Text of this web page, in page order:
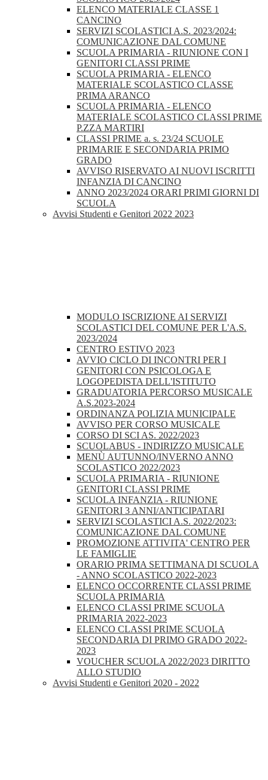
ELENCO MATERIALE CLASSE 1
CANCINO
SERVIZI SCOLASTICI A.S. 2023/2024:
COMUNICAZIONE DAL COMUNE
SCUOLA PRIMARIA - RIUNIONE CON I
GENITORI CLASSI PRIME
SCUOLA PRIMARIA - ELENCO
MATERIALE SCOLASTICO CLASSE
PRIMA ARANCO
SCUOLA PRIMARIA - ELENCO
MATERIALE SCOLASTICO CLASSI PRIME
P.ZZA MARTIRI
CLASSI PRIME a. s. 23/24 SCUOLE
PRIMARIE E SECONDARIA PRIMO
GRADO
AVVISO RISERVATO AI NUOVI ISCRITTI
INFANZIA DI CANCINO
ANNO 2023/2024 ORARI PRIMI GIORNI DI
SCUOLA
Avvisi Studenti e Genitori 2022 2023
MODULO ISCRIZIONE AI SERVIZI
SCOLASTICI DEL COMUNE PER L'A.S.
2023/2024
CENTRO ESTIVO 2023
AVVIO CICLO DI INCONTRI PER I
GENITORI CON PSICOLOGA E
LOGOPEDISTA DELL'ISTITUTO
GRADUATORIA PERCORSO MUSICALE
A.S.2023-2024
ORDINANZA POLIZIA MUNICIPALE
AVVISO PER CORSO MUSICALE
CORSO DI SCI AS. 2022/2023
SCUOLABUS - INDIRIZZO MUSICALE
MENÙ AUTUNNO/INVERNO ANNO
SCOLASTICO 2022/2023
SCUOLA PRIMARIA - RIUNIONE
GENITORI CLASSI PRIME
SCUOLA INFANZIA - RIUNIONE
GENITORI 3 ANNI/ANTICIPATARI
SERVIZI SCOLASTICI A.S. 2022/2023:
COMUNICAZIONE DAL COMUNE
PROMOZIONE ATTIVITA' CENTRO PER
LE FAMIGLIE
ORARIO PRIMA SETTIMANA DI SCUOLA
- ANNO SCOLASTICO 2022-2023
ELENCO OCCORRENTE CLASSI PRIME
SCUOLA PRIMARIA
ELENCO CLASSI PRIME SCUOLA
PRIMARIA 2022-2023
ELENCO CLASSI PRIME SCUOLA
SECONDARIA DI PRIMO GRADO 2022-
2023
VOUCHER SCUOLA 2022/2023 DIRITTO
ALLO STUDIO
Avvisi Studenti e Genitori 2020 - 2022